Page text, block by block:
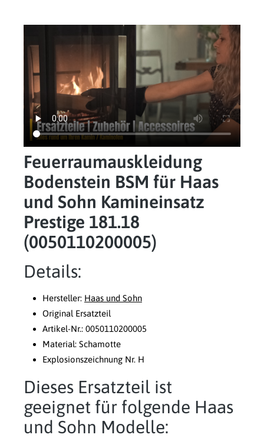
Feuerraumauskleidung
Bodenstein BSM für Haas
und Sohn Kamineinsatz
Prestige 181.18
(0050110200005)
Details:
Hersteller: Haas und Sohn
Original Ersatzteil
Artikel-Nr.: 0050110200005
Material: Schamotte
Explosionszeichnung Nr. H
Dieses Ersatzteil ist
geeignet für folgende Haas
und Sohn Modelle: